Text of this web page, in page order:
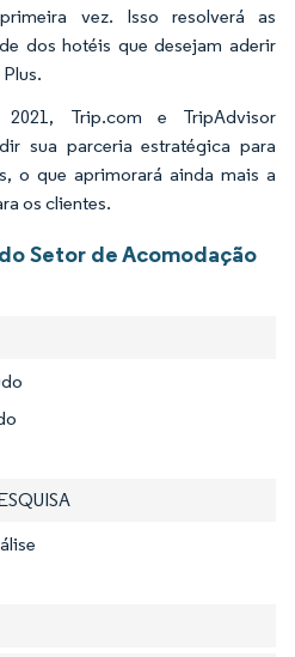
vez. Isso resolverá as
dos hotéis que desejam aderir
Trip.com e TripAdvisor
sua parceria estratégica para
o que aprimorará ainda mais a
os clientes.
Setor de Acomodação